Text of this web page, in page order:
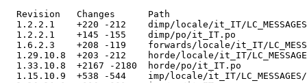
  Revision   Changes      Path
1.2.2.1    +220 -212    dimp/locale/it_IT/
  1.2.2.1    +145 -155    dimp/po/it_IT.po
1.6.2.3    +208 -119    forwards/locale/it_IT/
1.29.10.8  +203 -212    horde/locale/it_IT/
  1.33.10.8  +2167 -2180  horde/po/it_IT.po
1.15.10.9  +538 -544    imp/locale/it_IT/